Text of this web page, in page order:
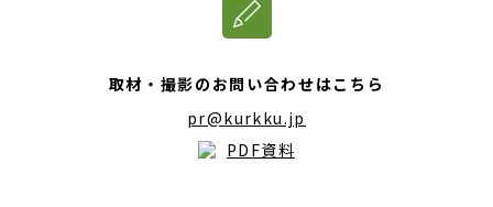
取材・撮影のお問い合わせはこちら
pr@kurkku.jp
PDF資料